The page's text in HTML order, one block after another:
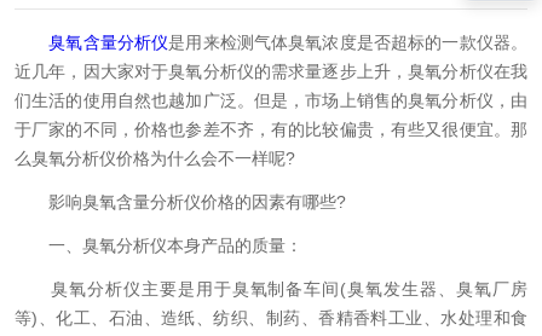
臭氧含量分析仪是用来检测气体臭氧浓度是否超标的一款仪器。
近几年，因大家对于臭氧分析仪的需求量逐步上升，臭氧分析仪在我
们生活的使用自然也越加广泛。但是，市场上销售的臭氧分析仪，由
于厂家的不同，价格也参差不齐，有的比较偏贵，有些又很便宜。那
么臭氧分析仪价格为什么会不一样呢?
影响臭氧含量分析仪价格的因素有哪些?
一、臭氧分析仪本身产品的质量：
臭氧分析仪主要是用于臭氧制备车间(臭氧发生器、臭氧厂房
等)、化工、石油、造纸、纺织、制药、香精香料工业、水处理和食